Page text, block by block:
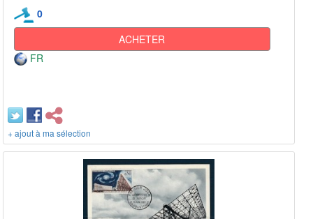
0
ACHETER
FR
+ ajout à ma sélection